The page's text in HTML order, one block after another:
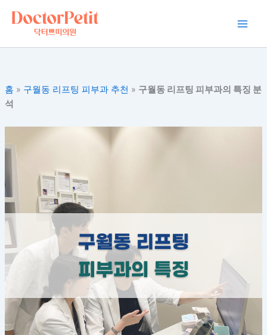
로
뛰
기
홈 » 구월동 리프팅 피부과 추천 » 구월동 리프팅 피부과의 특징 분
석